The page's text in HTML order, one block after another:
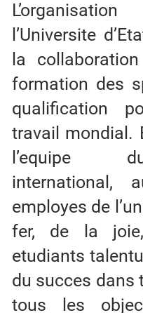
l’Universite
la
formation des
qualification
travail mondial.
l’equipe
international,
employes de
fer, de la
etudiants
du succes dans
tous les